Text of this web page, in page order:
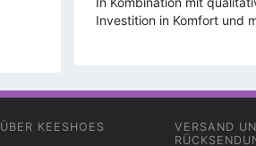
Investition in Komfort und
ÜBER KEESHOES
VERSAND